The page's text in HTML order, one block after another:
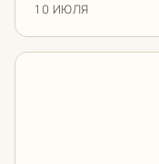
10 ИЮЛЯ